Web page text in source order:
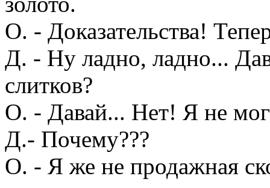
О. - Доказательства!
Д. - Ну ладно, ладно...
слитков?
О. - Давай... Нет! Я не
Д.- Почему???
О. - Я же не продажная